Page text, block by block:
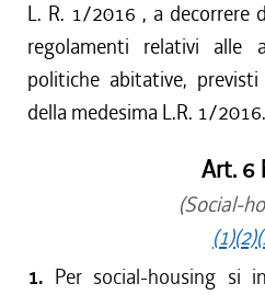
L. R. 1/2016 , a decorrere
regolamenti relativi alle
politiche abitative,
della medesima L.R. 1/2016.
Art. 6
(Social-
(1)(2)
1. Per social-housing si